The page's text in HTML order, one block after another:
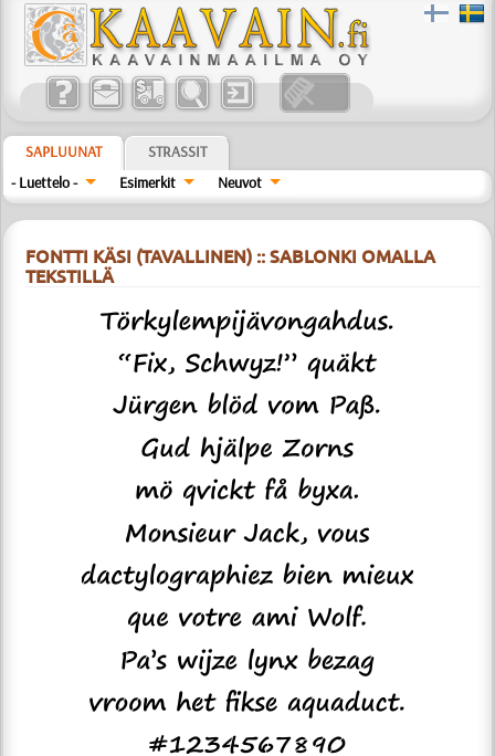
SAPLUUNAT
STRASSIT
- Luettelo -
Esimerkit Neuvot
FONTTI KÄSI (TAVALLINEN) :: SABLONKI OMALLA
TEKSTILLÄ